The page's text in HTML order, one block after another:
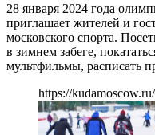
28 января 2024 года
приглашает жителей и
московского спорта.
в зимнем забеге,
мультфильмы, расписать
https://